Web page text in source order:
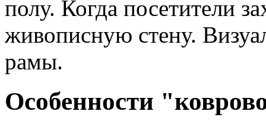
полу. Когда посетители
живописную стену.
рамы.
Особенности